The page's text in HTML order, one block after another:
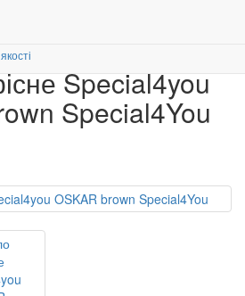
Special4you
Special4You